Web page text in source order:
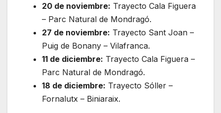
20 de noviembre: Trayecto Cala Figuera
– Parc Natural de Mondragó.
27 de noviembre: Trayecto Sant Joan –
Puig de Bonany – Vilafranca.
11 de diciembre: Trayecto Cala Figuera –
Parc Natural de Mondragó.
18 de diciembre: Trayecto Sóller –
Fornalutx – Biniaraix.